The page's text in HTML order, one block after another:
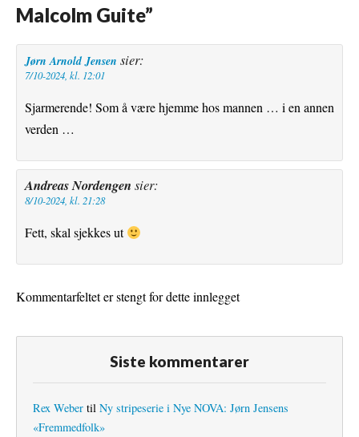
Malcolm Guite”
Jørn Arnold Jensen sier:
7/10-2024, kl. 12:01
Sjarmerende! Som å være hjemme hos mannen … i en annen
verden …
Andreas Nordengen sier:
8/10-2024, kl. 21:28
Fett, skal sjekkes ut
Kommentarfeltet er stengt for dette innlegget
Siste kommentarer
Rex Weber til Ny stripeserie i Nye NOVA: Jørn Jensens
«Fremmedfolk»